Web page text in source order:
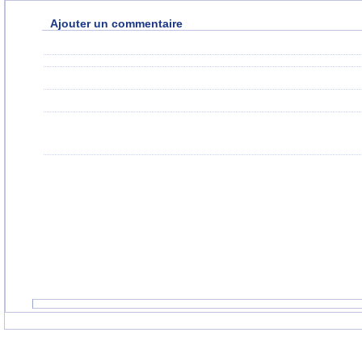
Ajouter un commentaire